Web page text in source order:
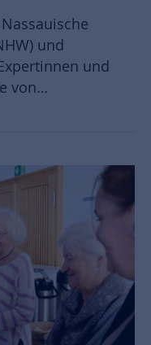
und
und
von…